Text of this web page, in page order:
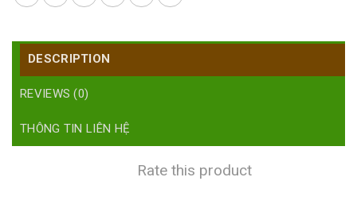
DESCRIPTION
REVIEWS (0)
THÔNG TIN LIÊN HỆ
Rate this product